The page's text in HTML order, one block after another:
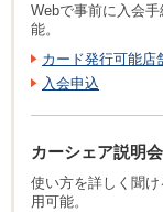
Webで事前に入会
能。
カード発行可能店
入会申込
カーシェア説明会
使い方を詳しく聞
用可能。